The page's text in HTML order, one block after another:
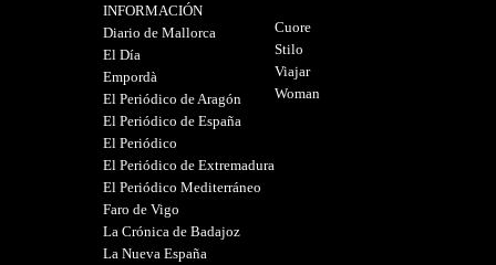
INFORMACIÓN
Diario de Mallorca
El Día
Empordà
El Periódico de Aragón
El Periódico de España
El Periódico
El Periódico de Extremadura
El Periódico Mediterráneo
Faro de Vigo
La Crónica de Badajoz
La Nueva España
Cuore
Stilo
Viajar
Woman